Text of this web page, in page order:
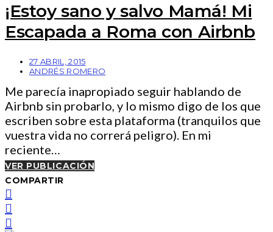
¡Estoy sano y salvo Mamá! Mi
Escapada a Roma con Airbnb
27 ABRIL, 2015
ANDRÉS ROMERO
Me parecía inapropiado seguir hablando de
Airbnb sin probarlo, y lo mismo digo de los que
escriben sobre esta plataforma (tranquilos que
vuestra vida no correrá peligro). En mi
reciente…
VER PUBLICACIÓN
COMPARTIR